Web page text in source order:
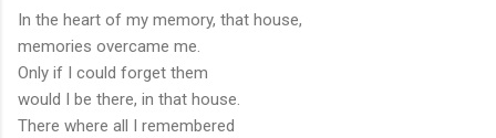
In the heart of my memory, that house,
memories overcame me.
Only if I could forget them
would I be there, in that house.
There where all I remembered